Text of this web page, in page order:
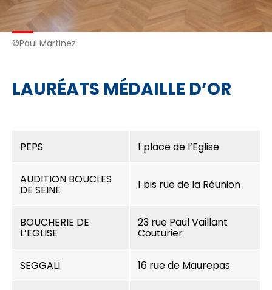
©Paul Martinez
LAURÉATS MÉDAILLE D’OR
PEPS 1 place de l’Eglise
AUDITION BOUCLES
DE SEINE 1 bis rue de la Réunion
BOUCHERIE DE
L’EGLISE
23 rue Paul Vaillant
Couturier
SEGGALI 16 rue de Maurepas